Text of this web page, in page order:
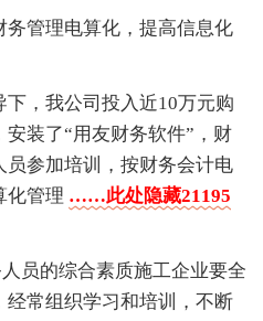
务管理电算化，提高信息化
，我公司投入近10万元购
装了“用友财务软件”，财
参加培训，按财务会计电
化管理 ……此处隐藏21195
员的综合素质施工企业要全
常组织学习和培训，不断